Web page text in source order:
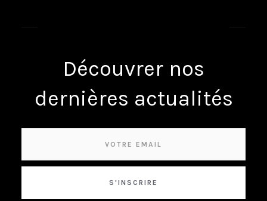
Découvrer nos
dernières actualités